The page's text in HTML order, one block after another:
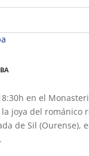
en el
joya del románico
de Sil (Ourense),